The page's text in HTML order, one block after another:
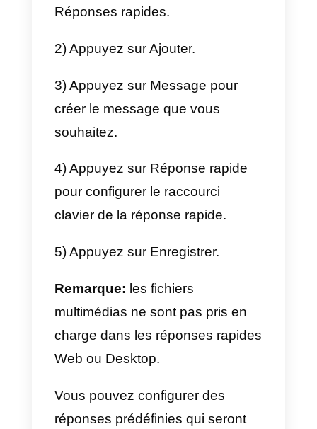
partie de la conversation par
l’automatisation, puis de la laisser
Nous examinons ci-dessous en
détail les différentes solutions
pour automatiser WhatsApp.
Que sont les réponses